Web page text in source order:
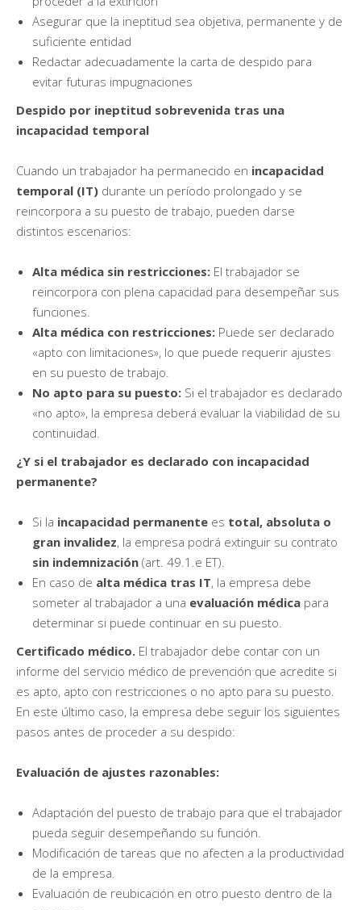
Asegurar que la ineptitud sea objetiva, permanente y de
suficiente entidad
Redactar adecuadamente la carta de despido para
evitar futuras impugnaciones
Despido por ineptitud sobrevenida tras una
incapacidad temporal
Cuando un trabajador ha permanecido en incapacidad
temporal (IT) durante un período prolongado y se
reincorpora a su puesto de trabajo, pueden darse
distintos escenarios:
Alta médica sin restricciones: El trabajador se
reincorpora con plena capacidad para desempeñar sus
funciones.
Alta médica con restricciones: Puede ser declarado
«apto con limitaciones», lo que puede requerir ajustes
en su puesto de trabajo.
No apto para su puesto: Si el trabajador es declarado
«no apto», la empresa deberá evaluar la viabilidad de su
continuidad.
¿Y si el trabajador es declarado con incapacidad
permanente?
Si la incapacidad permanente es total, absoluta o
gran invalidez, la empresa podrá extinguir su contrato
sin indemnización (art. 49.1.e ET).
En caso de alta médica tras IT, la empresa debe
someter al trabajador a una evaluación médica para
determinar si puede continuar en su puesto.
Certificado médico. El trabajador debe contar con un
informe del servicio médico de prevención que acredite si
es apto, apto con restricciones o no apto para su puesto.
En este último caso, la empresa debe seguir los siguientes
pasos antes de proceder a su despido:
Evaluación de ajustes razonables:
Adaptación del puesto de trabajo para que el trabajador
pueda seguir desempeñando su función.
Modificación de tareas que no afecten a la productividad
de la empresa.
Evaluación de reubicación en otro puesto dentro de la